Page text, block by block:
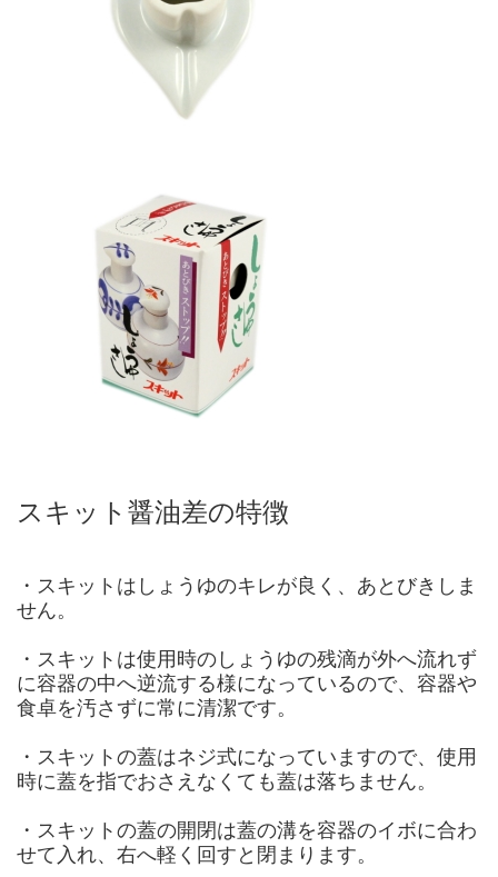
スキット醤油差の特徴
・スキットはしょうゆのキレが良く、あとびきしま
せん。
・スキットは使用時のしょうゆの残滴が外へ流れず
に容器の中へ逆流する様になっているので、容器や
食卓を汚さずに常に清潔です。
・スキットの蓋はネジ式になっていますので、使用
時に蓋を指でおさえなくても蓋は落ちません。
・スキットの蓋の開閉は蓋の溝を容器のイボに合わ
せて入れ、右へ軽く回すと閉まります。